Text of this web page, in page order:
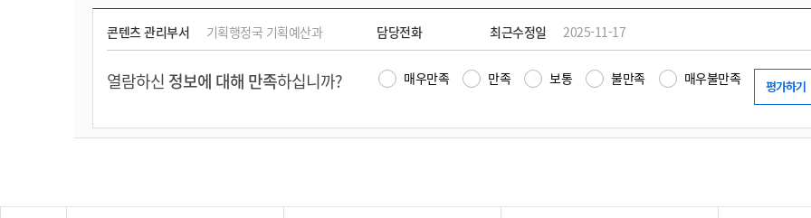
콘텐츠 관리부서 기획행정국 기획예산과 담당전화 최근수정일 2025-11-17
열람하신 정보에 대해 만족하십니까? 매우만족 만족 보통 불만족 매우불만족